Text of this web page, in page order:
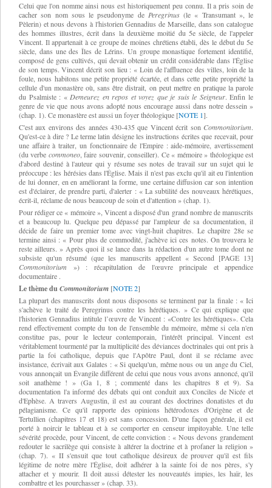
Celui que l'on nomme ainsi nous est historiquement peu connu. Il a pris soin de
cacher son nom sous le pseudonyme de Peregrinus(le « Transumant », le
Pèlerin) et nous devons à l'historien Gennadius de Marseille, dans son catalogue
des hommes illustres, écrit dans la deuxième moitié du 5e siècle, de l'appeler
Vincent. Il appartenait à ce groupe de moines chrétiens établi, dès le début du 5e
siècle, dans une des Îles de Lérins. Un groupe monastique fortement identifié,
composé de gens cultivés, qui devait obtenir un crédit considérable dans l'Église
de son temps. Vincent décrit son lieu : « Loin de l'affluence des villes, loin de la
foule, nous habitons une petite propriété écartée, et dans cette petite propriété la
cellule d'un monastère où, sans être distrait, on peut mettre en pratique la parole
du Psalmiste : « Demeurez en repos et voyez que je suis le Seigneur. Enfin le
genre de vie que nous avons adopté nous encourage aussi dans notre dessein »
(chap. 1). Ce monastère est aussi un foyer théologique [NOTE 1].
C'est aux environs des années 430-435 que Vincent écrit son Commonitorium.
Qu'est-ce à dire ? Le terme latin désigne les instructions écrites que recevait, pour
une affaire à traiter, un fonctionnaire de l'Empire : aide-mémoire, avertissement
(du verbe commoneo, faire souvenir, conseiller). Ce « mémoire » théologique est
d'abord destiné à l'auteur qui y résume ses notes de travail sur un sujet qui le
préoccupe : les hérésies dans l'Église. Mais il n'est pas exclu qu'il ait eu l'intention
de lui donner, en en améliorant la forme, une certaine diffusion car son intention
est d'éclairer, de prendre parti, d'alerter : « La subtilité des nouveaux hérétiques,
écrit-il, réclame de nous beaucoup de soin et d'attention » (chap. 1).
Pour rédiger ce « mémoire », Vincent a disposé d'un grand nombre de manuscrits
et a beaucoup lu. Quelque peu dépassé par l'ampleur de sa documentation, il
décide de faire un premier tome avec vingt-huit chapitres. Le chapitre 28e se
termine ainsi : « Pour plus de commodité, j'achève ici ces notes. On trouvera le
reste ailleurs. » Après quoi il se lance dans la rédaction d'un autre tome dont ne
subsiste qu'un résumé (que les manuscrits appellent « Second [PAGE 13]
Commonitorium ») : récapitulation de l'œuvre principale et appendice
documentaire .
Le thème duCommonitorium [NOTE 2]
La plupart des manuscrits dont nous disposons se terminent par la finale : « Ici
s'achève le traité de Peregrinus contre les hérétiques. » Ce qui explique que
l'historien Gennadius intitule l’œuvre de Vincent : «Contre les hérétiques». Cela
rend effectivement compte du ton de l'ensemble du mémoire, même si cela n'en
constitue pas, pour le lecteur contemporain, l'intérêt principal. Vincent est
véritablement tourmenté par la multiplicité des déviances doctrinales qui ont pris à
partie la foi catholique, depuis que l'Apôtre Paul, dont il se réclame avec
insistance, écrivait aux Galates : « Si quelqu'un, même nous ou un ange du Ciel,
vous annonçait un Évangile différent de celui que nous vous avons annoncé, qu'il
soit anathème ! » (Ga 1, 8 ; commenté dans les chapitres 8 et 9). Sa
documentation l'a informé des débats qui ont conduit aux Conciles de Nicée et
d'Ephèse. A travers Augustin, il est au courant des doctrines donatistes et du
pélagianisme. Ce qu'il rapporte des opinions hétérodoxes d'Origène et de
Tertullien (chapitres 17 et 18) est sans concession. D'une façon générale, il est
porté à noircir le tableau et à se comporter en censeur impitoyable. Une telle
sévérité procède, pour Vincent, de cette conviction : « Nous devons grandement
redouter le sacrilège qui consiste à altérer la doctrine et à profaner la religion »
(chap. 7). « II s'ensuit que tout catholique désireux de prouver qu'il est fils
légitime de notre mère l'Église, doit adhérer à la sainte foi de nos pères, s'y
attacher et y mourir. Il doit aussi détester les nouveautés impies, les haïr, les
combattre et les pourchasser » (chap. 33).